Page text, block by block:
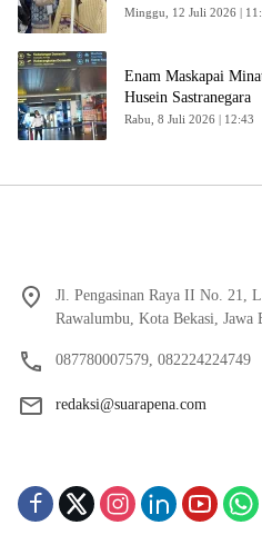
Minggu, 12 Juli 2026 |
Enam Maskapai
Husein Sastranegara
Rabu, 8 Juli 2026 | 12:43
Jl. Pengasinan Raya II No. 21,
Rawalumbu, Kota Bekasi, Jawa
087780007579, 082224224749
redaksi@suarapena.com